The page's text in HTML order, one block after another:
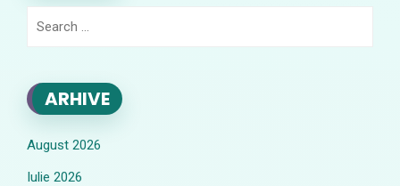
ARHIVE
August 2026
Iulie 2026